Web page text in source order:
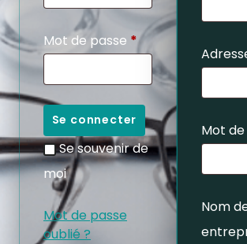
Mot de passe *
Se connecter
Se souvenir de
moi
Mot de passe
oublié ?
Mot
Nom